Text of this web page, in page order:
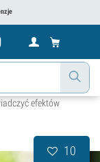
efektów
10